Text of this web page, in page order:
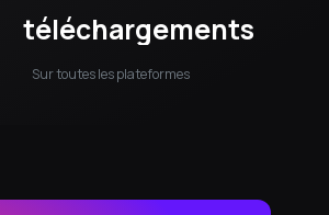
téléchargements
Sur toutes les plateformes